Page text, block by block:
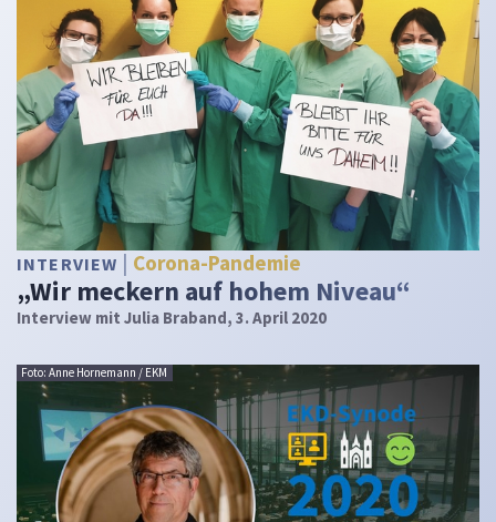
INTERVIEW Corona-Pandemie
„Wir meckern auf hohem Niveau“
Interview mit Julia Braband, 3. April 2020
Foto: Anne Hornemann / EKM